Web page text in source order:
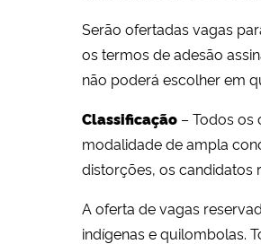
Serão ofertadas vagas
os termos de adesão
não poderá escolher em
Classificação – Todos os
modalidade de ampla
distorções, os candidatos
A oferta de vagas
indígenas e quilombolas.